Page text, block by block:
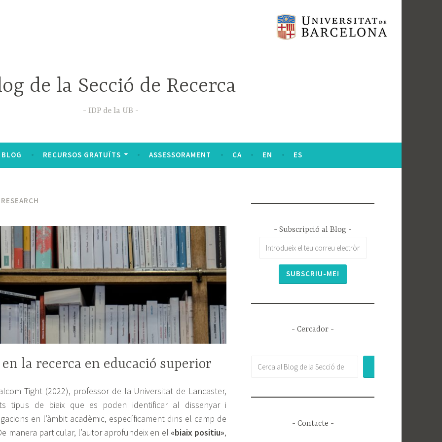
de la Secció de Recerca
IDP de la UB
RECURSOS GRATUÏTS ASSESSORAMENT CA EN ES
la recerca en educació superior
Tight (2022), professor de la Universitat de Lancaster,
tipus de biaix que es poden identificar al dissenyar i
en l’àmbit acadèmic, específicament dins el camp de
manera particular, l’autor aprofundeix en el «biaix positiu»,
- Subscripció al Blog -
- Cercador -
- Contacte -